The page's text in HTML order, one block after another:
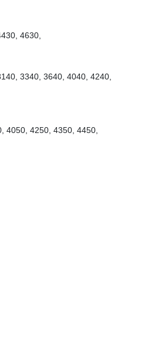
4630,
3340, 3640, 4040, 4240,
4050, 4250, 4350, 4450,